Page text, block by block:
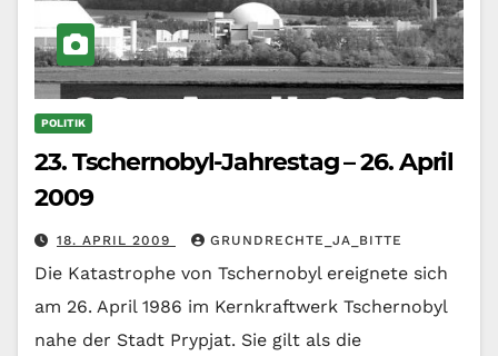
POLITIK
23. Tschernobyl-Jahrestag – 26. April
2009
18. APRIL 2009 GRUNDRECHTE_JA_BITTE
Die Katastrophe von Tschernobyl ereignete sich
am 26. April 1986 im Kernkraftwerk Tschernobyl
nahe der Stadt Prypjat. Sie gilt als die